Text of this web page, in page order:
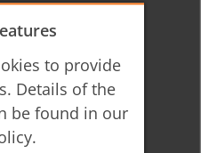
to provide
Details of the
be found in our